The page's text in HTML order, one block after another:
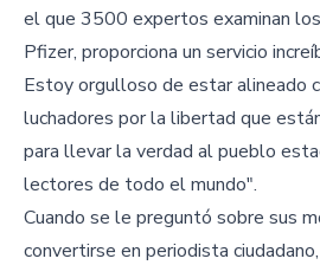
el que 3500 expertos examinan
Pfizer, proporciona un servicio
Estoy orgulloso de estar alineado
luchadores por la libertad que
para llevar la verdad al pueblo
lectores de todo el mundo".
Cuando se le preguntó sobre sus
convertirse en periodista